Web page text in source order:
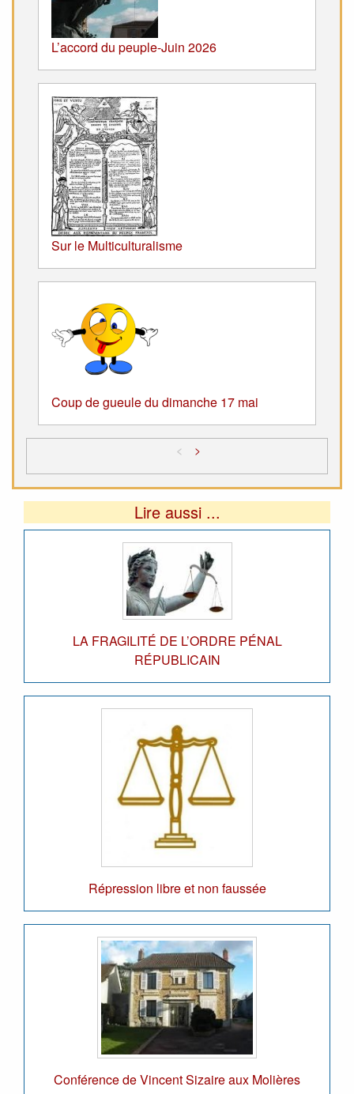
L’accord du peuple-Juin 2026
Sur le Multiculturalisme
Coup de gueule du dimanche 17 mai
< >
Lire aussi ...
LA FRAGILITÉ DE L’ORDRE PÉNAL
RÉPUBLICAIN
Répression libre et non faussée
Conférence de Vincent Sizaire aux Molières